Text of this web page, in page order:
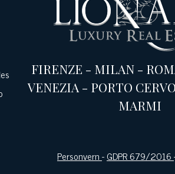
FIRENZE - MILAN-
VENEZIA - PORTO CERVO
MARMI
Personvern-GDPR 679/2016